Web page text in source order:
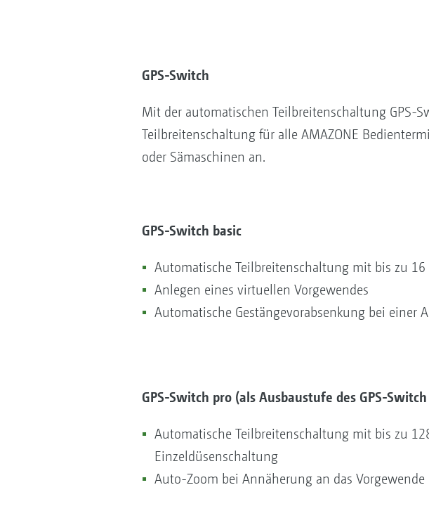
GPS-Switch
Mit der automatischen Teilbreitenschaltung GPS-
Teilbreitenschaltung für alle AMAZONE
oder Sämaschinen an.
GPS-Switch basic
Automatische Teilbreitenschaltung mit bis zu 16
Anlegen eines virtuellen Vorgewendes
Automatische Gestängevorabsenkung bei einer
GPS-Switch pro (als Ausbaustufe des GPS-
Automatische Teilbreitenschaltung mit bis zu
Einzeldüsenschaltung
Auto-Zoom bei Annäherung an das